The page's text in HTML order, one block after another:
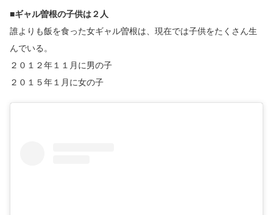
■ギャル曽根の子供は２人
誰よりも飯を食った女ギャル曽根は、現在では子供をたくさん生
んでいる。
２０１２年１１月に男の子
２０１５年１月に女の子